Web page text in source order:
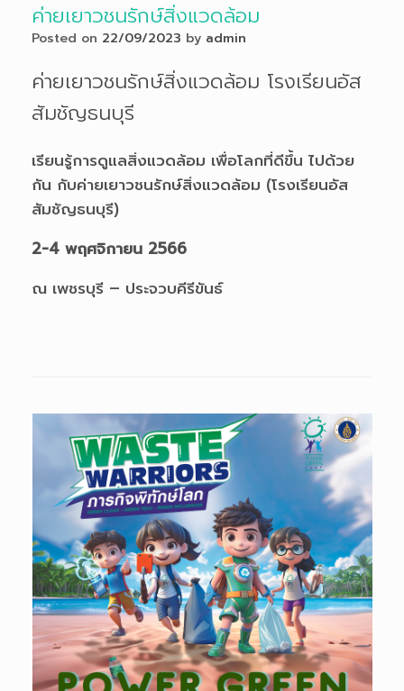
ค่ายเยาวชนรักษ์สิ่งแวดล้อม
Posted on 22/09/2023 by admin
ค่ายเยาวชนรักษ์สิ่งแวดล้อม โรงเรียนอัส
สัมชัญธนบุรี
เรียนรู้การดูแลสิ่งแวดล้อม เพื่อโลกที่ดีขึ้น ไปด้วย
กัน กับค่ายเยาวชนรักษ์สิ่งแวดล้อม (โรงเรียนอัส
สัมชัญธนบุรี)
2-4 พฤศจิกายน 2566
ณ เพชรบุรี – ประจวบคีรีขันธ์